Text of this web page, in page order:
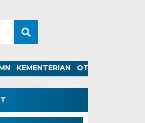
KEMENTERIAN OTOMOTIF